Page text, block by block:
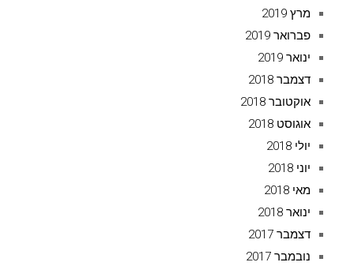
מרץ 2019
פברואר 2019
ינואר 2019
דצמבר 2018
אוקטובר 2018
אוגוסט 2018
יולי 2018
יוני 2018
מאי 2018
ינואר 2018
דצמבר 2017
נובמבר 2017